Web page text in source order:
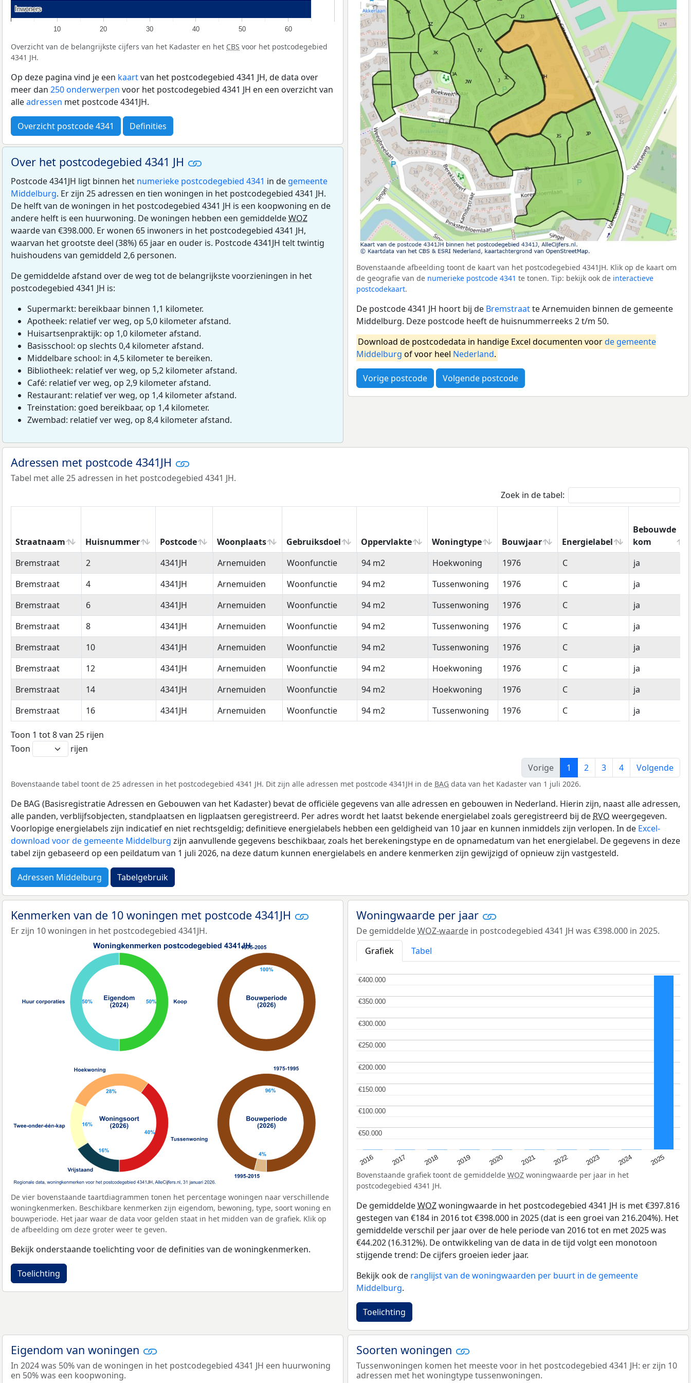
10 20 30 40 50 60
Inwoners
Inwoners
Overzicht van de belangrijkste cijfers van het Kadaster en het CBS voor het postcodegebied
4341 JH.
Op deze pagina vind je een kaartvan het postcodegebied 4341 JH, de data over
meer dan 250 onderwerpen voor het postcodegebied 4341 JH en een overzicht van
alleadressen met postcode 4341JH.
Overzicht postcode 4341 Definities
Over het postcodegebied 4341 JH
Postcode 4341JH ligt binnen het numerieke postcodegebied 4341 in de gemeente
Middelburg. Er zijn 25 adressen en tien woningen in het postcodegebied 4341 JH.
De helft van de woningen in het postcodegebied 4341 JH is een koopwoning en de
andere helft is een huurwoning. De woningen hebben een gemiddeldeWOZ
waarde van €398.000. Er wonen 65 inwoners in het postcodegebied 4341 JH,
waarvan het grootste deel (38%) 65 jaar en ouder is. Postcode 4341JH telt twintig
huishoudens van gemiddeld 2,6 personen.
De gemiddelde afstand over de weg tot de belangrijkste voorzieningen in het
postcodegebied 4341 JH is:
Supermarkt: bereikbaar binnen 1,1 kilometer.
Apotheek: relatief ver weg, op 5,0 kilometer afstand.
Huisartsenpraktijk: op 1,0 kilometer afstand.
Basisschool: op slechts 0,4 kilometer afstand.
Middelbare school: in 4,5 kilometer te bereiken.
Bibliotheek: relatief ver weg, op 5,2 kilometer afstand.
Café: relatief ver weg, op 2,9 kilometer afstand.
Restaurant: relatief ver weg, op 1,4 kilometer afstand.
Treinstation: goed bereikbaar, op 1,4 kilometer.
Zwembad: relatief ver weg, op 8,4 kilometer afstand.
Bovenstaande afbeelding toont de kaart van het postcodegebied 4341JH. Klik op de kaart om
de geografie van de numerieke postcode 4341 te tonen. Tip: bekijk ook de interactieve
postcodekaart.
De postcode 4341 JH hoort bij de Bremstraatte Arnemuiden binnen de gemeente
Middelburg. Deze postcode heeft de huisnummerreeks 2 t/m 50.
Download de postcodedata in handige Excel documenten voorde gemeente
Middelburg of voor heel Nederland.
Vorige postcode Volgende postcode
Adressen met postcode 4341JH
Tabel met alle 25 adressen in het postcodegebied 4341 JH.
Zoek in de tabel:
Straatnaam Huisnummer Postcode Woonplaats Gebruiksdoel Oppervlakte Woningtype Bouwjaar Energielabel
Bebouwde
kom
Straatnaam
Huisnummer Postcode Woonplaats Gebruiksdoel Oppervlakte Woningtype Bouwjaar Energielabel
Bebouwde
kom
Bremstraat 2 4341JH Arnemuiden Woonfunctie 94 m2 Hoekwoning 1976 C
ja
Bremstraat
4 4341JH Arnemuiden Woonfunctie 94 m2 Tussenwoning 1976 C
ja
Bremstraat
6 4341JH Arnemuiden Woonfunctie 94 m2 Tussenwoning 1976 C
ja
Bremstraat
8 4341JH Arnemuiden Woonfunctie 94 m2 Tussenwoning 1976 C
ja
Bremstraat
10 4341JH Arnemuiden Woonfunctie 94 m2 Tussenwoning 1976 C
ja
Bremstraat
12 4341JH Arnemuiden Woonfunctie 94 m2 Hoekwoning 1976 C
ja
Bremstraat
14 4341JH Arnemuiden Woonfunctie 94 m2 Hoekwoning 1976 C
ja
Bremstraat
16 4341JH Arnemuiden Woonfunctie 94 m2 Tussenwoning 1976 C ja
Toon 1 tot 8 van 25 rijen
Toon
rijen
Vorige
1 2 3 4 Volgende
Bovenstaande tabel toont de 25 adressen in het postcodegebied 4341 JH. Dit zijn alle adressen met postcode 4341JH in de BAG data van het Kadaster van 1 juli 2026.
De BAG (Basisregistratie Adressen en Gebouwen van het Kadaster) bevat de officiële gegevens van alle adressen en gebouwen in Nederland. Hierin zijn, naast alle adressen,
alle panden, verblijfsobjecten, standplaatsen en ligplaatsen geregistreerd. Per adres wordt het laatst bekende energielabel zoals geregistreerd bij de RVO weergegeven.
Voorlopige energielabels zijn indicatief en niet rechtsgeldig; definitieve energielabels hebben een geldigheid van 10 jaar en kunnen inmiddels zijn verlopen. In de Excel-
download voor de gemeente Middelburg zijn aanvullende gegevens beschikbaar, zoals het berekeningstype en de opnamedatum van het energielabel. De gegevens in deze
tabel zijn gebaseerd op een peildatum van 1 juli 2026, na deze datum kunnen energielabels en andere kenmerken zijn gewijzigd of opnieuw zijn vastgesteld.
Adressen Middelburg Tabelgebruik
Kenmerken van de 10 woningen met postcode 4341JH
Er zijn 10 woningen in het postcodegebied 4341JH.
De vier bovenstaande taartdiagrammen tonen het percentage woningen naar verschillende
woningkenmerken. Beschikbare kenmerken zijn eigendom, bewoning, type, soort woning en
bouwperiode. Het jaar waar de data voor gelden staat in het midden van de grafiek. Klik op
de afbeelding om deze groter weer te geven.
Bekijk onderstaande toelichting voor de definities van de woningkenmerken.
Toelichting
Woningwaarde per jaar
De gemiddeldeWOZ-waarde in postcodegebied 4341 JH was €398.000 in 2025.
Grafiek
Tabel
2016 2017 2018 2019 2020 2021 2022 2023 2024 2025
€50.000
€50.000
€100.000
€100.000
€150.000
€150.000
€200.000
€200.000
€250.000
€250.000
€300.000
€300.000
€350.000
€350.000
€400.000
€400.000
Bovenstaande grafiek toont de gemiddelde WOZ woningwaarde per jaar in het
postcodegebied 4341 JH.
De gemiddeldeWOZwoningwaarde in het postcodegebied 4341 JH is met €397.816
gestegen van €184 in 2016 tot €398.000 in 2025 (dat is een groei van 216.204%). Het
gemiddelde verschil per jaar over de hele periode van 2016 tot en met 2025 was
€44.202 (16.312%). De ontwikkeling van de data in de tijd volgt een monotoon
stijgende trend: De cijfers groeien ieder jaar.
Bekijk ook de ranglijst van de woningwaarden per buurt in de gemeente
Middelburg.
Toelichting
Eigendom van woningen
In 2024 was 50% van de woningen in het postcodegebied 4341 JH een huurwoning
en 50% was een koopwoning.
Soorten woningen
Tussenwoningen komen het meeste voor in het postcodegebied 4341 JH: er zijn 10
adressen met het woningtype tussenwoningen.